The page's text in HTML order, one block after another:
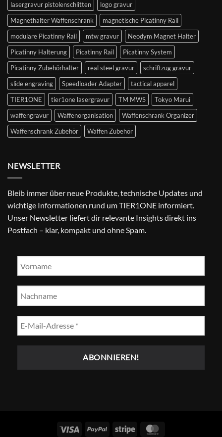
lasergravur pistolenschlitten
logo gravur
Magnethalter Waffenschrank
magnetische Picatinny Rail
modulare Picatinny Rail
mtw gravur
Neodym Magnet Halter
Picatinny Halterung
Picatinny Rail
Picatinny System
Picatinny Zubehörhalter
real steel gravur
schriftzug gravur
slide engraving
Speedloader Adapter
tactical apparel
TIER1ONE
tier1one lasergravur TM MWS
Tokyo Marui
waffengravur
Waffenorganisation
Waffenschrank Organizer
Waffenschrank Zubehör
Waffen Zubehör
NEWSLETTER
Bleib immer über neue Produkte, technische Updates und
wichtige Informationen rund um TIER1ONE informiert.
Unser Newsletter liefert dir relevante Insights direkt ins
Postfach – klar, kompakt und ohne Spam.
Visum PayPal Streifen